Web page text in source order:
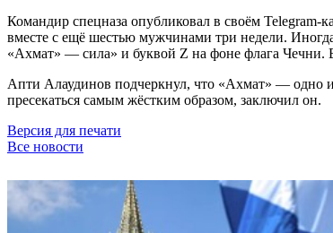
Командир спецназа опубликовал в своём
вместе с ещё шестью мужчинами три недели.
«Ахмат» — сила» и буквой Z на фоне флага Чечни.
Апти Алаудинов подчеркнул, что «Ахмат» — одно
пресекаться самым жёстким образом, заключил он.
Версия для печати
Все новости